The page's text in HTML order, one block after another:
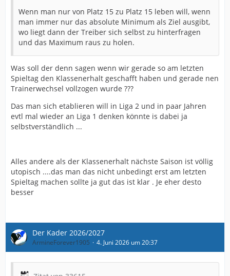
Wenn man nur von Platz 15 zu Platz 15 leben will, wenn
man immer nur das absolute Minimum als Ziel ausgibt,
wo liegt dann der Treiber sich selbst zu hinterfragen
und das Maximum raus zu holen.
Was soll der denn sagen wenn wir gerade so am letzten
Spieltag den Klassenerhalt geschafft haben und gerade nen
Trainerwechsel vollzogen wurde ???
Das man sich etablieren will in Liga 2 und in paar Jahren
evtl mal wieder an Liga 1 denken könnte is dabei ja
selbstverständlich ...
Alles andere als der Klassenerhalt nächste Saison ist völlig
utopisch ....das man das nicht unbedingt erst am letzten
Spieltag machen sollte ja gut das ist klar . Je eher desto
besser
Der Kader 2026/2027
ArmineForever1905 4. Juni 2026 um 20:37